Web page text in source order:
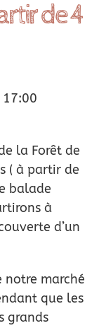
de 4
la Forêt de
( à partir de
balade
à
d’un
notre marché
que les
grands